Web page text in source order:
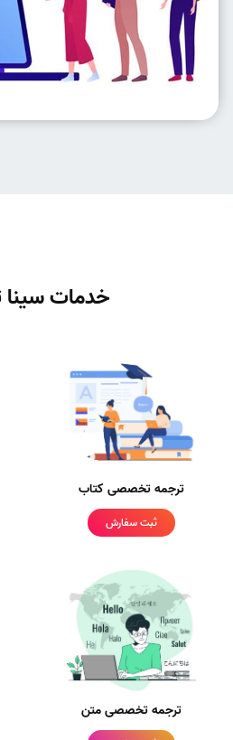
خدمات سینا
ترجمه تخصصی کتاب
ثبت سفارش
ترجمه تخصصی متن